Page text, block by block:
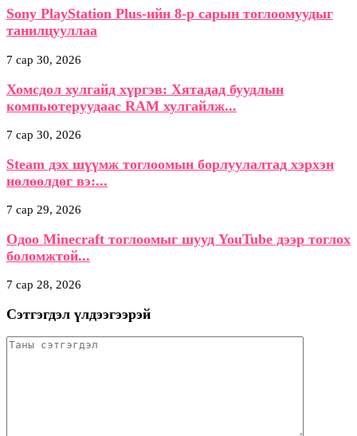
Sony PlayStation Plus-ийн 8-р сарын тоглоомуудыг
танилцууллаа
7 сар 30, 2026
Хомсдол хулгайд хүргэв: Хятадад буудлын
компьютеруудаас RAM хулгайлж...
7 сар 30, 2026
Steam дэх шүүмж тоглоомын борлуулалтад хэрхэн
нөлөөлдөг вэ:...
7 сар 29, 2026
Одоо Minecraft тоглоомыг шууд YouTube дээр тоглох
боломжтой...
7 сар 28, 2026
Сэтгэгдэл үлдээгээрэй